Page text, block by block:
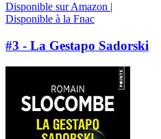
Disponible sur Amazon |
Disponible à la Fnac
#3 - La Gestapo Sadorski